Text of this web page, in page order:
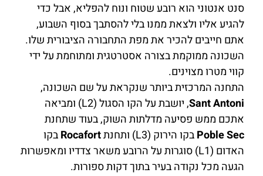
סנט אנטוני הוא רובע שטוח ונוח להפליא, אבל כדי
להגיע אליו ולצאת ממנו בלי להסתבך בסוף השבוע,
אתם חייבים להכיר את מפת התחבורה הציבורית שלו.
השכונה ממוקמת בצורה אסטרטגית ומתוחמת על ידי
קווי מטרו מצוינים.
התחנה המרכזית ביותר שנקראת על שם השכונה,
Sant Antoni
, יושבת על הקו הסגול (L2) ומביאה
אתכם ממש פסיעה מדלתות השוק, בעוד שתחנת
Poble Secבקו הירוק (L3) ותחנת Rocafortבקו
האדום (L1) סוגרות על הרובע משאר צדדיו ומאפשרות
הגעה מכל נקודה בעיר בתוך דקות ספורות.